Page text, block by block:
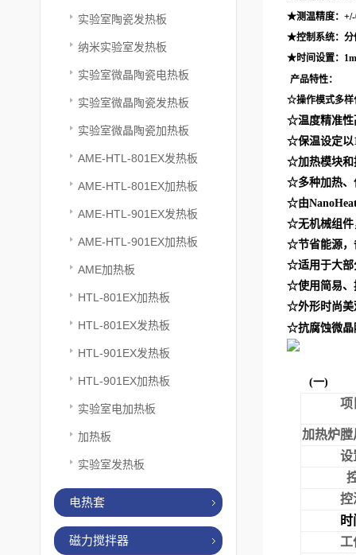
实验室陶瓷发热板
纳米实验室发热板
实验室微晶陶瓷电热板
实验室微晶陶瓷发热板
实验室微晶陶瓷加热板
AME-HTL-801EX发热板
AME-HTL-801EX加热板
AME-HTL-901EX发热板
AME-HTL-901EX加热板
AME加热板
HTL-801EX加热板
HTL-801EX发热板
HTL-901EX发热板
HTL-901EX加热板
实验室电加热板
加热板
实验室发热板
电热套
磁力搅拌器
★测温精度：
★控制系统：分
★时间设置：
产品特性：
☆操作模式多样
☆温度精准性
☆保温设定以
☆加热模块和
☆多种加热、
☆由
☆无机械组件
☆节省能源，
☆适用于大部
☆使用简易、
☆外形时尚美
☆抗腐蚀微晶
(
项
加热炉膛
设
控
工